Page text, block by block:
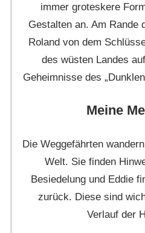
immer groteskere
Gestalten an. Am Rande
Roland von dem
des wüsten Landes
Geheimnisse des
Meine
Die Weggefährten
Welt. Sie finden
Besiedelung und Eddie
zurück. Diese sind
Verlauf der